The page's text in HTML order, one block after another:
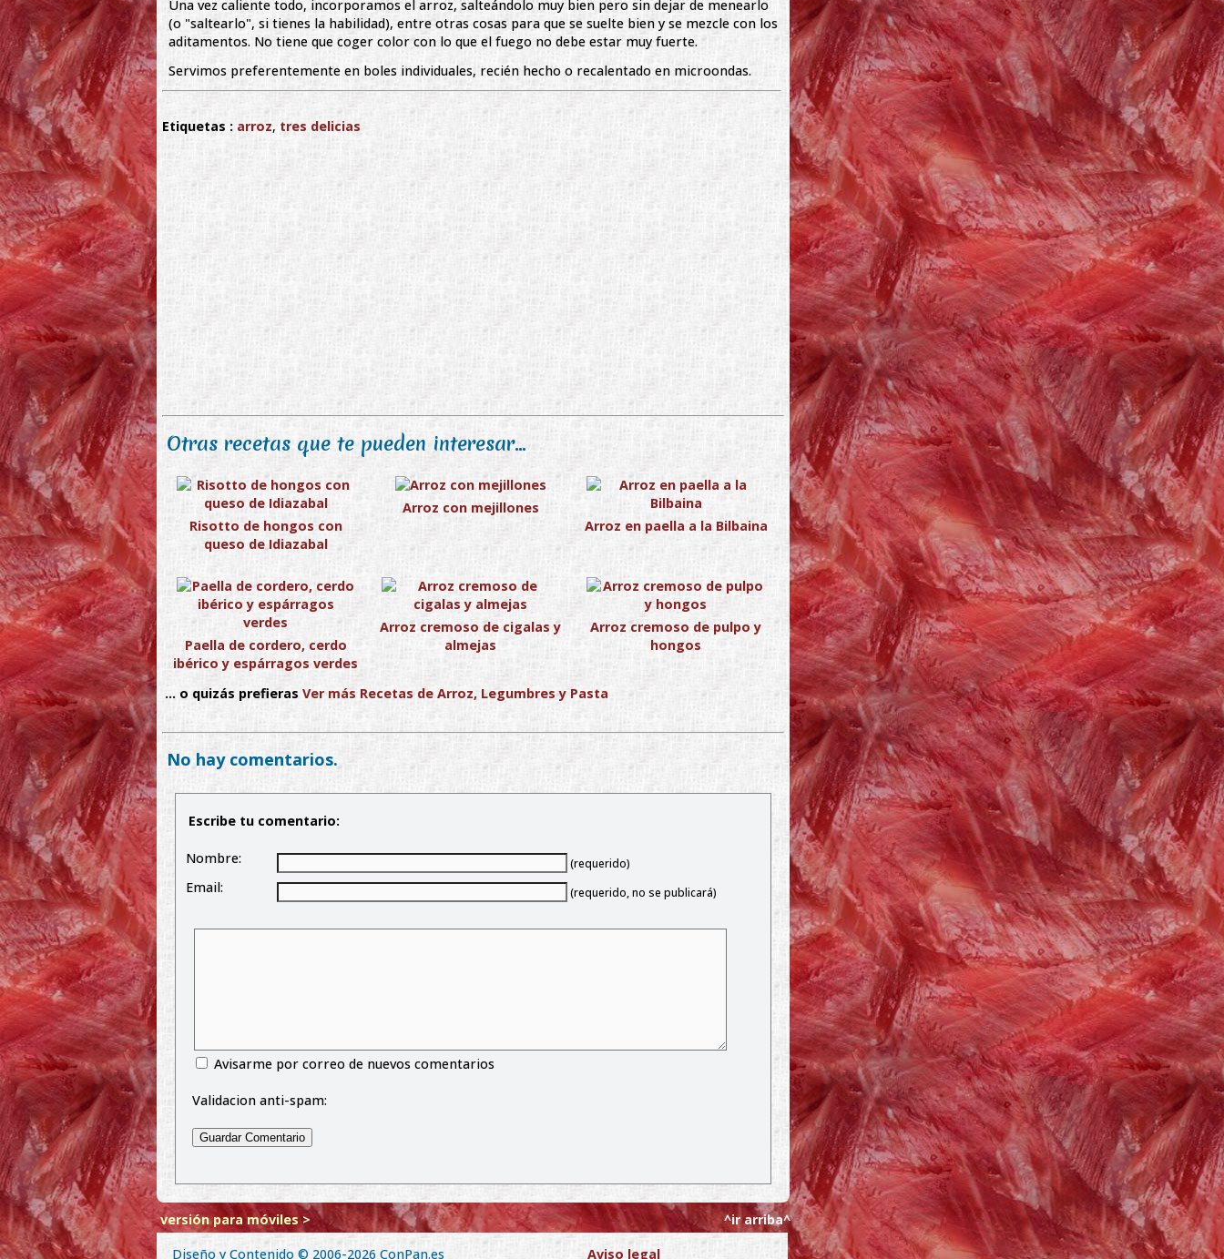
Una vez caliente todo, incorporamos el arroz, salteándolo muy bien pero sin dejar de menearlo
(o "saltearlo", si tienes la habilidad), entre otras cosas para que se suelte bien y se mezcle con los
aditamentos. No tiene que coger color con lo que el fuego no debe estar muy fuerte.
Servimos preferentemente en boles individuales, recién hecho o recalentado en microondas.
Etiquetas : arroz, tres delicias
Otras recetas que te pueden interesar...
Risotto de hongos con
queso de Idiazabal
Arroz con mejillones
Arroz en paella a la Bilbaina
Paella de cordero, cerdo
ibérico y espárragos verdes
Arroz cremoso de cigalas y
almejas
Arroz cremoso de pulpo y
hongos
... o quizás prefieras Ver más Recetas de Arroz, Legumbres y Pasta
No hay comentarios.
Escribe tu comentario:
Nombre: (requerido)
Email: (requerido, no se publicará)
Avisarme por correo de nuevos comentarios
Validacion anti-spam:
versión para móviles >
^ir arriba^
Diseño y Contenido © 2006-2026 ConPan.es Aviso legal